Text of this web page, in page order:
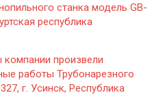
станка модель GB-
республика
компании произвели
работы Трубонарезного
г. Усинск, Республика